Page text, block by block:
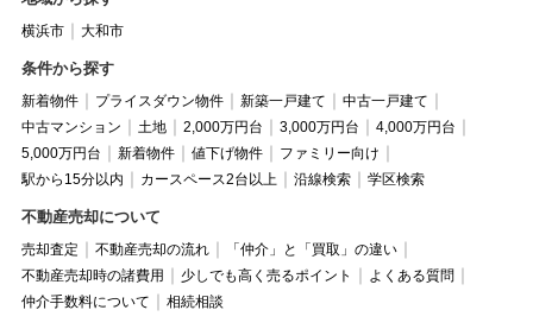
横浜市 大和市
条件から探す
新着物件 プライスダウン物件 新築一戸建て
中古一戸建て
中古マンション
土地 2,000万円台 3,000万円台
4,000万円台
5,000万円台
新着物件 値下げ物件
ファミリー向け
駅から15分以内
カースペース2台以上 沿線検索 学区検索
不動産売却について
売却査定 不動産売却の流れ
「仲介」と「買取」の違い
不動産売却時の諸費用
少しでも高く売るポイント
よくある質問
仲介手数料について
相続相談